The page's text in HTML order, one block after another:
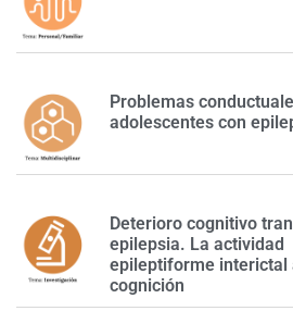
Problemas
adolescentes con
Deterioro cognitivo
epilepsia. La actividad
epileptiforme interictal
cognición